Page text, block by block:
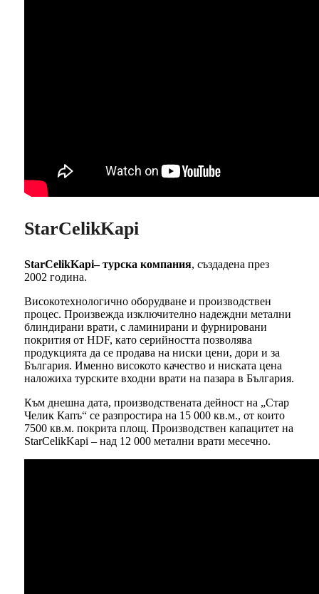
StarCelikKapi
StarCelikKapi– турска компания, създадена през
2002 година.
Високотехнологично оборудване и производствен
процес. Произвежда изключително надеждни метални
блиндирани врати, с ламинирани и фурнировани
покрития от HDF, като серийността позволява
продукцията да се продава на ниски цени, дори и за
България. Именно високото качество и ниската цена
наложиха турските входни врати на пазара в България.
Към днешна дата, производствената дейност на „Стар
Челик Капъ“ се разпростира на 15 000 кв.м., от които
7500 кв.м. покрита площ. Производствен капацитет на
StarCelikKapi – над 12 000 метални врати месечно.